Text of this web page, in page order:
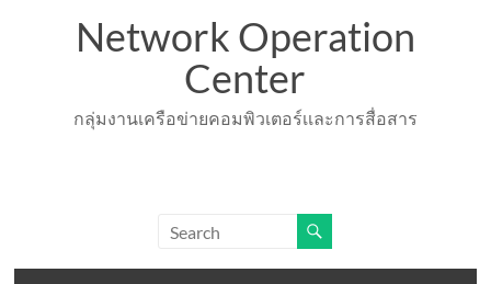
Network Operation
Center
กลุ่มงานเครือข่ายคอมพิวเตอร์เเละการสื่อสาร